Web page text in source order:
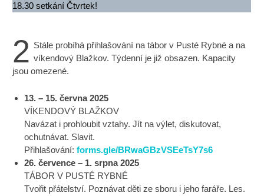
18.30 setkání Čtvrtek!
2 Stále probíhá přihlašování na tábor v Pusté Rybné a na
víkendový Blažkov. Týdenní je již obsazen. Kapacity
jsou omezené.
13. – 15. června 2025
VÍKENDOVÝ BLAŽKOV
Navázat i prohloubit vztahy. Jít na výlet, diskutovat,
ochutnávat. Slavit.
Přihlašování:forms.gle/BRwaGBzVSEeTsY7s6
26. července – 1. srpna 2025
TÁBOR V PUSTÉ RYBNÉ
Tvořit přátelství. Poznávat děti ze sboru i jeho faráře. Les.